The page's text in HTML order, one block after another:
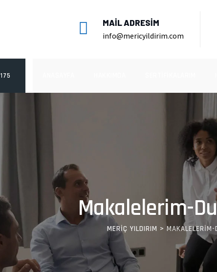
MAİL ADRESİM
info@mericyildirim.com
Makalelerim-
MERIÇ YILDIRIM > MAKALELERIM-